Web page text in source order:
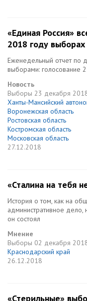
«Единая Россия»
2018 году выборах
Еженедельный отчет по
выборами: голосование
Новость
Выборы 23 декабря
Ханты-Мансийский
Воронежская область
Ростовская область
Костромская область
Московская область
27.12.2018
«Сталина на тебя
История о том, как на
административное дело,
он состоял
Мнение
Выборы 02 декабря
Краснодарский край
26.12.2018
«Стерильные»